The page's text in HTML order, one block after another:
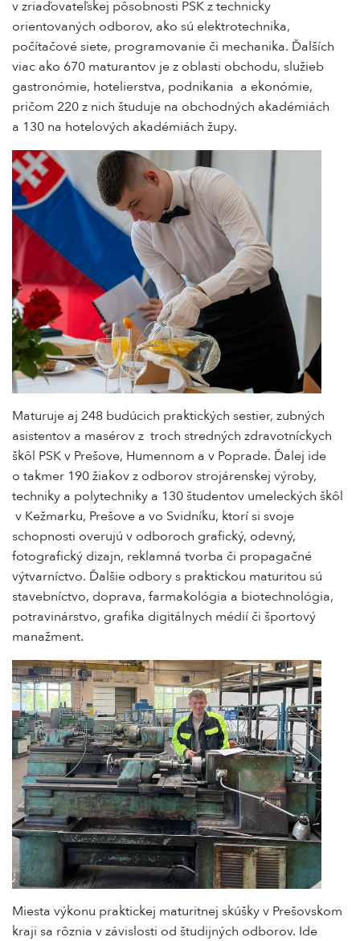
v zriaďovateľskej pôsobnosti PSK z technicky
orientovaných odborov, ako sú elektrotechnika,
počítačové siete, programovanie či mechanika. Ďalších
viac ako 670 maturantov je z oblasti obchodu, služieb
gastronómie, hotelierstva, podnikania a ekonómie,
pričom 220 z nich študuje na obchodných akadémiách
a 130 na hotelových akadémiách župy.
Maturuje aj 248 budúcich praktických sestier, zubných
asistentov a masérov z troch stredných zdravotníckych
škôl PSK v Prešove, Humennom a v Poprade. Ďalej ide
o takmer 190 žiakov z odborov strojárenskej výroby,
techniky a polytechniky a 130 študentov umeleckých škôl
v Kežmarku, Prešove a vo Svidníku, ktorí si svoje
schopnosti overujú v odboroch grafický, odevný,
fotografický dizajn, reklamná tvorba či propagačné
výtvarníctvo. Ďalšie odbory s praktickou maturitou sú
stavebníctvo, doprava, farmakológia a biotechnológia,
potravinárstvo, grafika digitálnych médií či športový
manažment.
Miesta výkonu praktickej maturitnej skúšky v Prešovskom
kraji sa rôznia v závislosti od študijných odborov. Ide